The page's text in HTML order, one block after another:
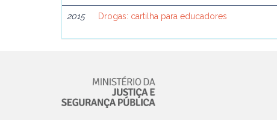
2015 Drogas: cartilha para educadores